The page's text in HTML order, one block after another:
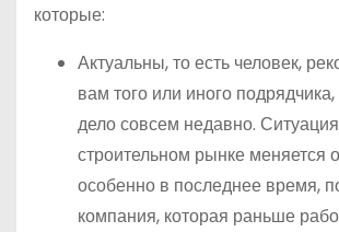
которые:
Актуальны, то есть человек,
вам того или иного
дело совсем недавно.
строительном рынке меняется
особенно в последнее время,
компания, которая раньше